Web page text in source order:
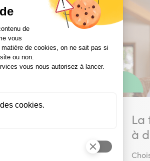
du Consentement :
de
vous
de cookies, on ne sait pas si
ou non.
vous nous autorisez à lancer.
cookies.
comptable
La
à